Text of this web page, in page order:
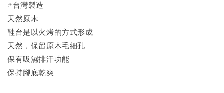
#台灣製造
天然原木
鞋台是以火烤的方式形成
天然﹐保留原木毛細孔
保有吸濕排汗功能
保持腳底乾爽